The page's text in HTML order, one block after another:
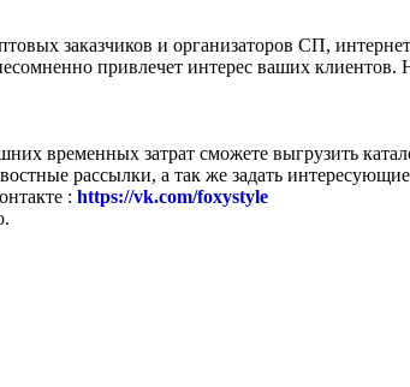
заказчиков и организаторов СП,
привлечет интерес ваших
временных затрат сможете выгрузить
рассылки, а так же задать
: https://vk.com/foxystyle